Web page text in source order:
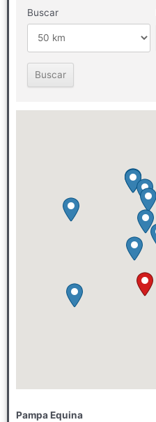
Buscar
Pampa Equina